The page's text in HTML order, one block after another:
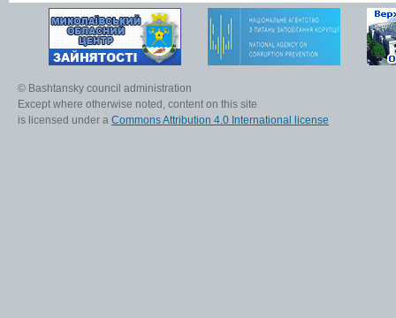
© Bashtansky council administration
Except where otherwise noted, content on this site
is licensed under a Commons Attribution 4.0 International license